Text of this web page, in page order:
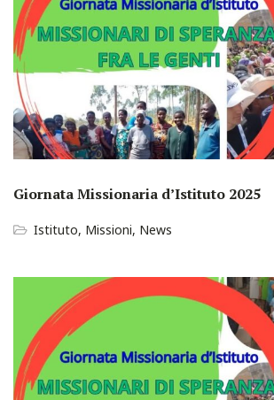
Giornata Missionaria d’Istituto 2025
Istituto, Missioni, News